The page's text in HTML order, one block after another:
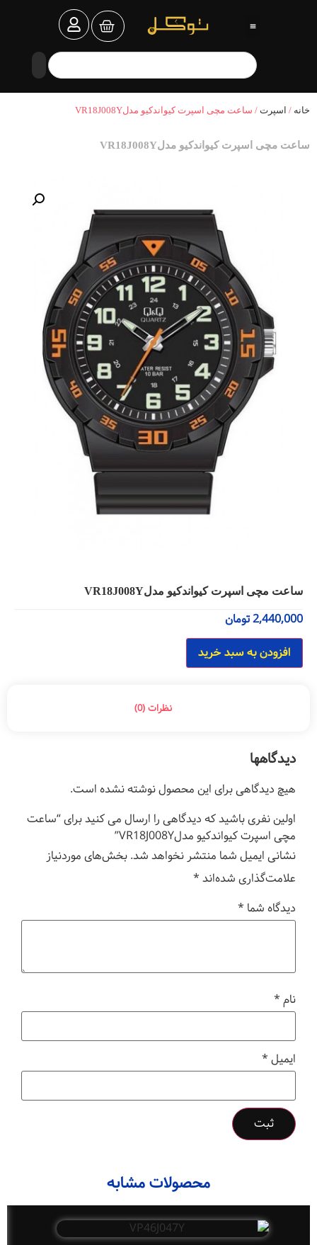
خانه / اسپرت / ساعت مچی اسپرت کیواندکیو مدلVR18J008Y
ساعت مچی اسپرت کیواندکیو مدلVR18J008Y
ساعت مچی اسپرت کیواندکیو مدلVR18J008Y
2,440,000تومان
افزودن به سبد خرید
نظرات (0)
دیدگاهها
هیچ دیدگاهی برای این محصول نوشته نشده است.
اولین نفری باشید که دیدگاهی را ارسال می کنید برای “ساعت
مچی اسپرت کیواندکیو مدلVR18J008Y”
نشانی ایمیل شما منتشر نخواهد شد. بخش‌های موردنیاز
علامت‌گذاری شده‌اند *
دیدگاه شما *
نام *
ایمیل *
محصولات مشابه